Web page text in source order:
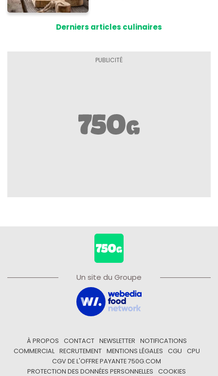
Derniers articles culinaires
Un site du Groupe
À PROPOS CONTACT NEWSLETTER
NOTIFICATIONS
COMMERCIAL
RECRUTEMENT MENTIONS LÉGALES CGU
CPU
CGV DE L'OFFRE PAYANTE 750G.COM
PROTECTION DES DONNÉES PERSONNELLES
COOKIES